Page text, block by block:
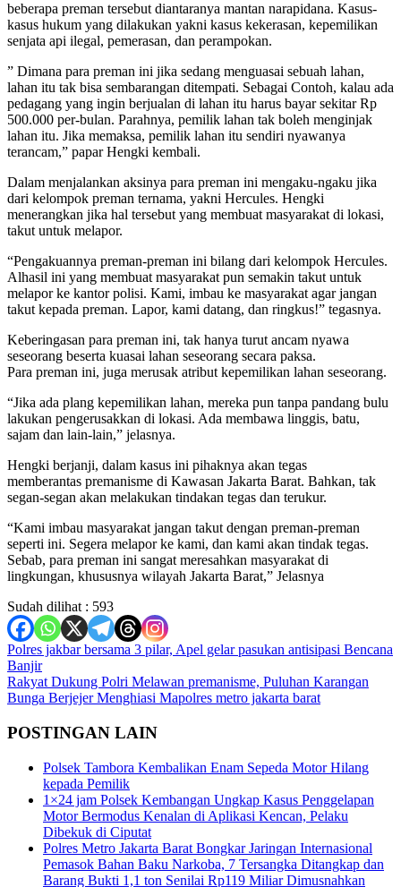
beberapa preman tersebut diantaranya mantan narapidana. Kasus-
kasus hukum yang dilakukan yakni kasus kekerasan, kepemilikan
senjata api ilegal, pemerasan, dan perampokan.
” Dimana para preman ini jika sedang menguasai sebuah lahan,
lahan itu tak bisa sembarangan ditempati. Sebagai Contoh, kalau ada
pedagang yang ingin berjualan di lahan itu harus bayar sekitar Rp
500.000 per-bulan. Parahnya, pemilik lahan tak boleh menginjak
lahan itu. Jika memaksa, pemilik lahan itu sendiri nyawanya
terancam,” papar Hengki kembali.
Dalam menjalankan aksinya para preman ini mengaku-ngaku jika
dari kelompok preman ternama, yakni Hercules. Hengki
menerangkan jika hal tersebut yang membuat masyarakat di lokasi,
takut untuk melapor.
“Pengakuannya preman-preman ini bilang dari kelompok Hercules.
Alhasil ini yang membuat masyarakat pun semakin takut untuk
melapor ke kantor polisi. Kami, imbau ke masyarakat agar jangan
takut kepada preman. Lapor, kami datang, dan ringkus!” tegasnya.
Keberingasan para preman ini, tak hanya turut ancam nyawa
seseorang beserta kuasai lahan seseorang secara paksa.
Para preman ini, juga merusak atribut kepemilikan lahan seseorang.
“Jika ada plang kepemilikan lahan, mereka pun tanpa pandang bulu
lakukan pengerusakkan di lokasi. Ada membawa linggis, batu,
sajam dan lain-lain,” jelasnya.
Hengki berjanji, dalam kasus ini pihaknya akan tegas
memberantas premanisme di Kawasan Jakarta Barat. Bahkan, tak
segan-segan akan melakukan tindakan tegas dan terukur.
“Kami imbau masyarakat jangan takut dengan preman-preman
seperti ini. Segera melapor ke kami, dan kami akan tindak tegas.
Sebab, para preman ini sangat meresahkan masyarakat di
lingkungan, khususnya wilayah Jakarta Barat,” Jelasnya
Sudah dilihat : 593
Navigasi
pos
Polres jakbar bersama 3 pilar, Apel gelar pasukan antisipasi Bencana
Banjir
Rakyat Dukung Polri Melawan premanisme, Puluhan Karangan
Bunga Berjejer Menghiasi Mapolres metro jakarta barat
POSTINGAN LAIN
Polsek Tambora Kembalikan Enam Sepeda Motor Hilang
kepada Pemilik
1×24 jam Polsek Kembangan Ungkap Kasus Penggelapan
Motor Bermodus Kenalan di Aplikasi Kencan, Pelaku
Dibekuk di Ciputat
Polres Metro Jakarta Barat Bongkar Jaringan Internasional
Pemasok Bahan Baku Narkoba, 7 Tersangka Ditangkap dan
Barang Bukti 1,1 ton Senilai Rp119 Miliar Dimusnahkan